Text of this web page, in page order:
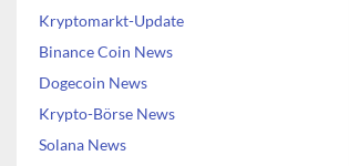
Kryptomarkt-Update
Binance Coin News
Dogecoin News
Krypto-Börse News
Solana News